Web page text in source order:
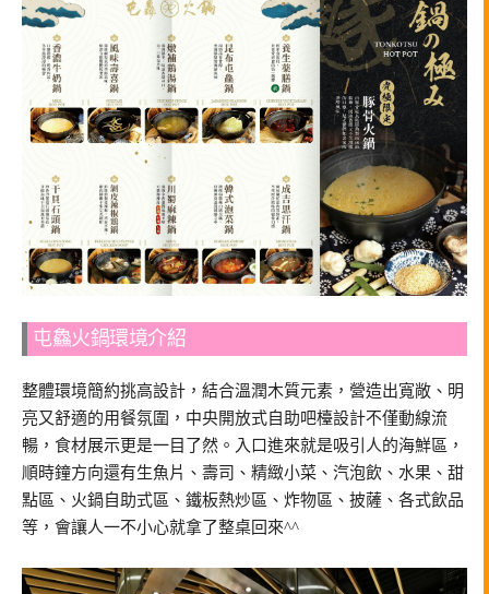
屯鱻火鍋環境介紹
整體環境簡約挑高設計，結合溫潤木質元素，營造出寬敞、明
亮又舒適的用餐氛圍，中央開放式自助吧檯設計不僅動線流
暢，食材展示更是一目了然。入口進來就是吸引人的海鮮區，
順時鐘方向還有生魚片、壽司、精緻小菜、汽泡飲、水果、甜
點區、火鍋自助式區、鐵板熱炒區、炸物區、披薩、各式飲品
等，會讓人一不小心就拿了整桌回來^^